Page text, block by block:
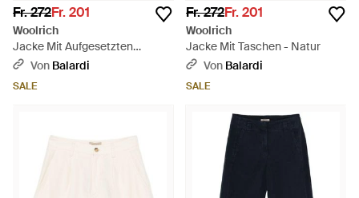
Fr. 272Fr. 201
Woolrich
Jacke Mit Aufgesetzten
Taschen - Blau
Von Balardi
SALE
Fr. 272Fr. 201
Woolrich
Jacke Mit Taschen - Natur
Von Balardi
SALE